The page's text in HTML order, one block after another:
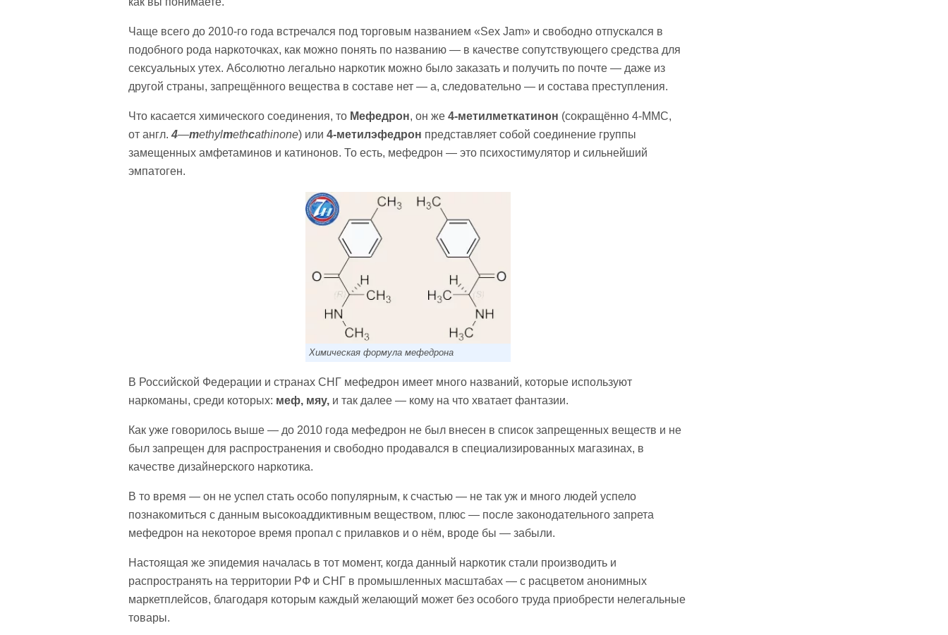
Чаще всего до 2010-го года встречался под торговым названием «Sex Jam» и свободно отпускался в
подобного рода наркоточках, как можно понять по названию — в качестве сопутствующего средства для
сексуальных утех. Абсолютно легально наркотик можно было заказать и получить по почте — даже из
другой страны, запрещённого вещества в составе нет — а, следовательно — и состава преступления.
Что касается химического соединения, то Мефедрон, он же 4-метилметкатинон (сокращённо 4-MMC,
от англ. 4—methylmethcathinone) или 4-метилэфедрон представляет собой соединение группы
замещенных амфетаминов и катинонов. То есть, мефедрон — это психостимулятор и сильнейший
эмпатоген.
Химическая формула мефедрона
В Российской Федерации и странах СНГ мефедрон имеет много названий, которые используют
наркоманы, среди которых: меф, мяу, и так далее — кому на что хватает фантазии.
Как уже говорилось выше — до 2010 года мефедрон не был внесен в список запрещенных веществ и не
был запрещен для распространения и свободно продавался в специализированных магазинах, в
качестве дизайнерского наркотика.
В то время — он не успел стать особо популярным, к счастью — не так уж и много людей успело
познакомиться с данным высокоаддиктивным веществом, плюс — после законодательного запрета
мефедрон на некоторое время пропал с прилавков и о нём, вроде бы — забыли.
Настоящая же эпидемия началась в тот момент, когда данный наркотик стали производить и
распространять на территории РФ и СНГ в промышленных масштабах — с расцветом анонимных
маркетплейсов, благодаря которым каждый желающий может без особого труда приобрести нелегальные
товары.